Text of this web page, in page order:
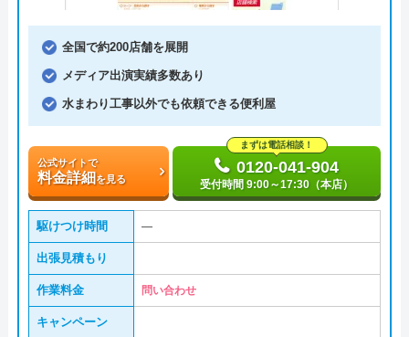
全国で約200店舗を展開
メディア出演実績多数あり
水まわり工事以外でも依頼できる便利屋
公式サイトで
料金詳細を見る
まずは電話相談！
0120-041-904
受付時間 9:00～17:30（本店）
駆けつけ時間 ―
出張見積もり
作業料金 問い合わせ
キャンペーン